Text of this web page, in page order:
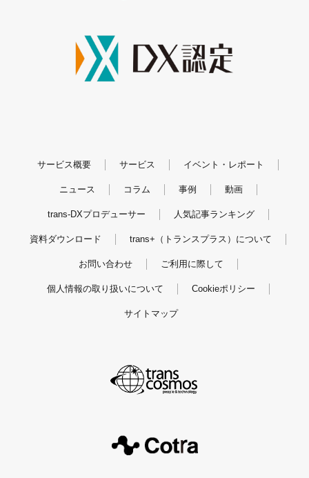
サービス概要 サービス イベント・レポート
ニュース コラム 事例 動画
trans-DXプロデューサー 人気記事ランキング
資料ダウンロード trans+（トランスプラス）について
お問い合わせ ご利用に際して
個人情報の取り扱いについて Cookieポリシー
サイトマップ